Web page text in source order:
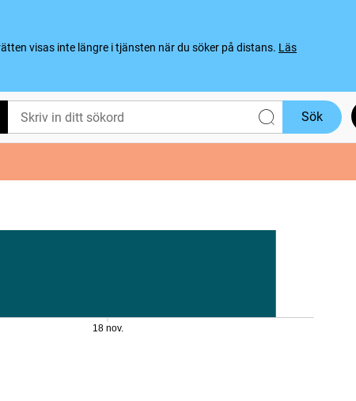
visas inte längre i tjänsten när du söker på distans. Läs
Sök
18 nov.